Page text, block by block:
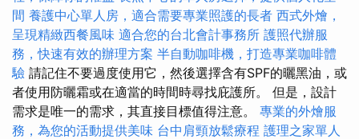
間 養護中心單人房，適合需要專業照護的長者 西式外燴，
呈現精緻西餐風味 適合您的台北會計事務所 護照代辦服
務，快速有效的辦理方案 半自動咖啡機，打造專業咖啡體
驗 請記住不要過度使用它，然後選擇含有SPF的曬黑油，或
者使用防曬霜或在適當的時間時尋找庇護所。 但是，設計
需求是唯一的需求，其直接目標值得注意。 專業的外燴服
務，為您的活動提供美味 台中肩頸放鬆療程 護理之家單人